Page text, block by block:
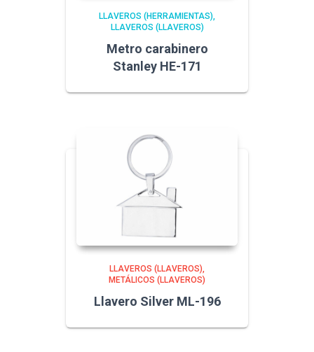
LLAVEROS (HERRAMIENTAS)
LLAVEROS (LLAVEROS)
Metro carabinero
Stanley HE-171
LLAVEROS (LLAVEROS)
METÁLICOS (LLAVEROS)
Llavero Silver ML-196